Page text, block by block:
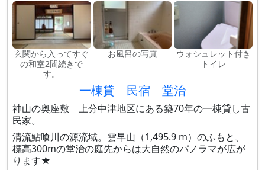
玄関から入ってすぐ
の和室2間続きで
す。
お風呂の写真
ウォシュレット付き
トイレ
一棟貸 民宿 堂治
神山の奥座敷 上分中津地区にある築70年の一棟貸し古
民家。
清流鮎喰川の源流域。雲早山（1,495.9 m）のふもと、
標高300mの堂治の庭先からは大自然のパノラマが広が
ります★